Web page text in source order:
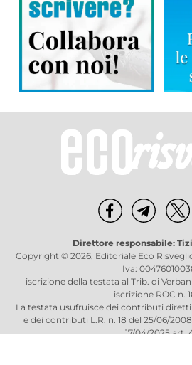
Direttore responsabile:
Copyright © 2026, Editoriale Eco
Iva:
iscrizione della testata al Trib. di
iscrizione ROC n.
La testata usufruisce dei contributi diretti
e dei contributi L.R. n. 18 del 25/06/
17/04/2025 art.